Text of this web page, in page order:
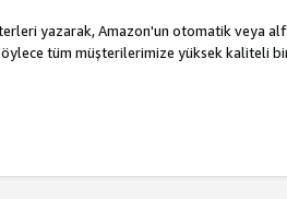
yazarak, Amazon'un otomatik veya
tüm müşterilerimize yüksek kaliteli